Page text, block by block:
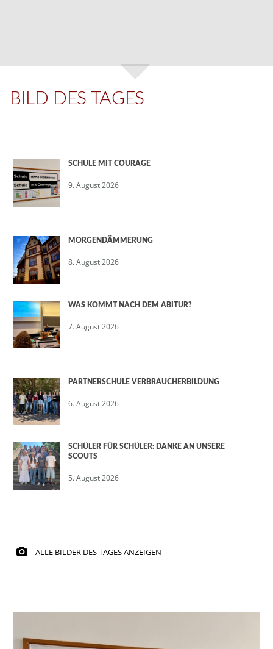
BILD DES TAGES
SCHULE MIT COURAGE
9. August 2026
MORGENDÄMMERUNG
8. August 2026
WAS KOMMT NACH DEM ABITUR?
7. August 2026
PARTNERSCHULE VERBRAUCHERBILDUNG
6. August 2026
SCHÜLER FÜR SCHÜLER: DANKE AN UNSERE
SCOUTS
5. August 2026
ALLE BILDER DES TAGES ANZEIGEN